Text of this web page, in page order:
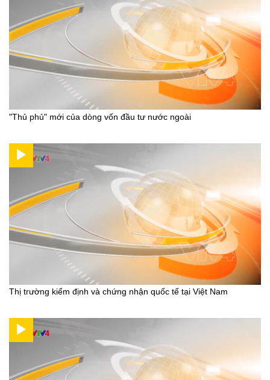
"Thủ phủ" mới của dòng vốn đầu tư nước ngoài
Thị trường kiểm định và chứng nhận quốc tế tại Việt Nam